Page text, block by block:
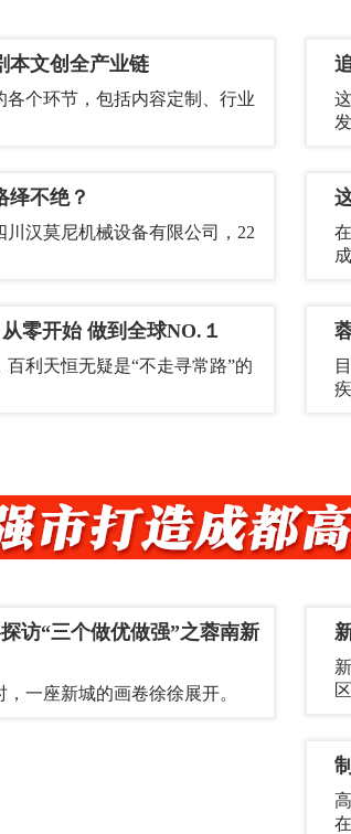
本文创全产业链
个环节，包括内容定制、行业
绎不绝？
汉莫尼机械设备有限公司，22
零开始 做到全球NO.１
利天恒无疑是“不走寻常路”的
访“三个做优做强”之蓉南新
一座新城的画卷徐徐展开。